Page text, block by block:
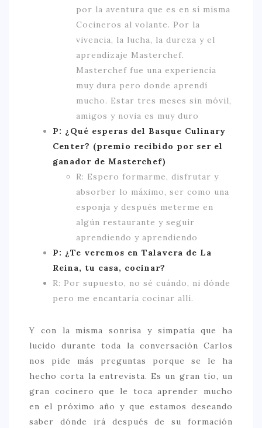
por la aventura que es en sí misma
Cocineros al volante. Por la
vivencia, la lucha, la dureza y el
aprendizaje Masterchef.
Masterchef fue una experiencia
muy dura pero donde aprendí
mucho. Estar tres meses sin móvil,
amigos y novia es muy duro
P: ¿Qué esperas del Basque Culinary
Center? (premio recibido por ser el
ganador de Masterchef)
R: Espero formarme, disfrutar y
absorber lo máximo, ser como una
esponja y después meterme en
algún restaurante y seguir
aprendiendo y aprendiendo
P: ¿Te veremos en Talavera de La
Reina, tu casa, cocinar?
R: Por supuesto, no sé cuándo, ni dónde
pero me encantaría cocinar allí.
Y con la misma sonrisa y simpatía que ha
lucido durante toda la conversación Carlos
nos pide más preguntas porque se le ha
hecho corta la entrevista. Es un gran tío, un
gran cocinero que le toca aprender mucho
en el próximo año y que estamos deseando
saber dónde irá después de su formación